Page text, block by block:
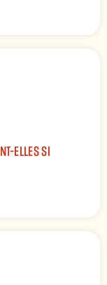
ELLES SI